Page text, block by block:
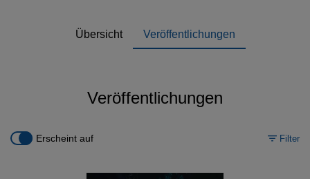
Übersicht Veröffentlichungen
Veröffentlichungen
Erscheint auf Filter